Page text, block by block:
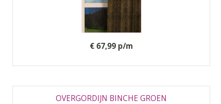
€ 67,99 p/m
OVERGORDIJN BINCHE GROEN